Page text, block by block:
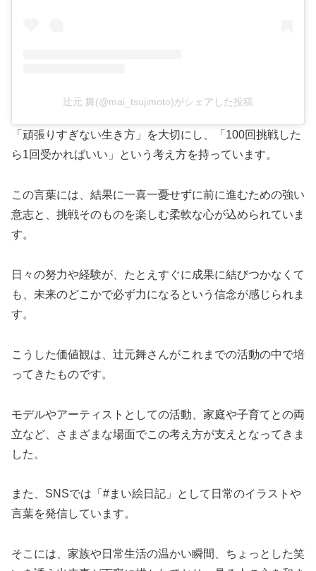
辻元 舞(@mai_tsujimoto)がシェアした投稿
「頑張りすぎない生き方」を大切にし、「100回挑戦した
ら1回受かればいい」という考え方を持っています。
この言葉には、結果に一喜一憂せずに前に進むための強い
意志と、挑戦そのものを楽しむ柔軟な心が込められていま
す。
日々の努力や経験が、たとえすぐに成果に結びつかなくて
も、未来のどこかで必ず力になるという信念が感じられま
す。
こうした価値観は、辻元舞さんがこれまでの活動の中で培
ってきたものです。
モデルやアーティストとしての活動、家庭や子育てとの両
立など、さまざまな場面でこの考え方が支えとなってきま
した。
また、SNSでは「#まい絵日記」として日常のイラストや
言葉を発信しています。
そこには、家族や日常生活の温かい瞬間、ちょっとした笑